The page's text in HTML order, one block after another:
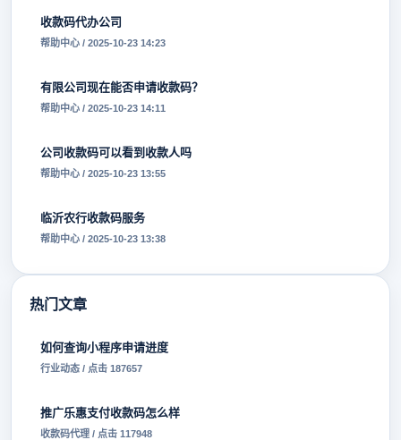
收款码代办公司
帮助中心 / 2025-10-23 14:23
有限公司现在能否申请收款码？
帮助中心 / 2025-10-23 14:11
公司收款码可以看到收款人吗
帮助中心 / 2025-10-23 13:55
临沂农行收款码服务
帮助中心 / 2025-10-23 13:38
热门文章
如何查询小程序申请进度
行业动态 / 点击 187657
推广乐惠支付收款码怎么样
收款码代理 / 点击 117948